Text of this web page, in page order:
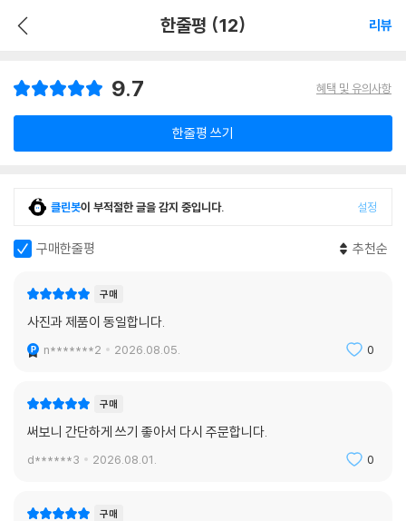
한줄평 (12) 리뷰
9.7 혜택 및 유의사항
한줄평 쓰기
클린봇이 부적절한 글을 감지 중입니다. 설정
구매한줄평 추천순
구매
사진과 제품이 동일합니다.
n*******2 2026.08.05. 0
구매
써보니 간단하게 쓰기 좋아서 다시 주문합니다.
d******3 2026.08.01. 0
구매